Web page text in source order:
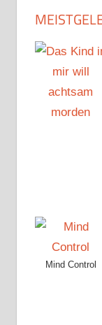
Mind Control